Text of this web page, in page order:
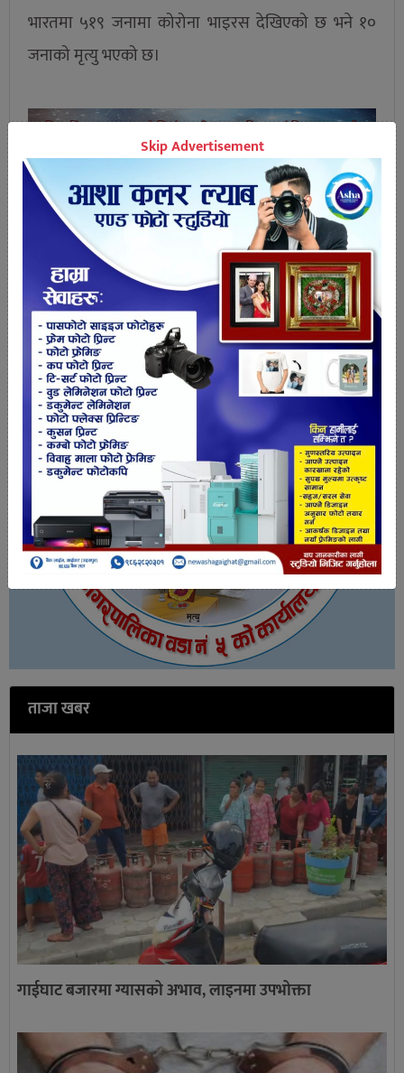
भारतमा ५१९ जनामा कोरोना भाइरस देखिएको छ भने १०
जनाको मृत्यु भएको छ।
तपाईको प्रतिक्रिया
ताजा खबर
गाईघाट बजारमा ग्यासको अभाव, लाइनमा उपभोक्ता
Skip Advertisement